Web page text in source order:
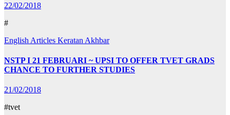
22/02/2018
#
English Articles Keratan Akhbar
NSTP I 21 FEBRUARI ~ UPSI TO OFFER TVET GRADS
CHANCE TO FURTHER STUDIES
21/02/2018
#tvet